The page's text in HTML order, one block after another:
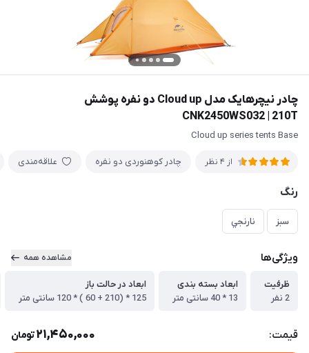
چادر نیچرهایک مدل Cloud up دو نفره پوشش
CNK2450WS032 | 210T
Cloud up series tents Base
از 4 نظر چادر کوهنوردی دو نفره علاقه‌مندی
رنگ
سبز نارنجي
ویژگی‌ها مشاهده همه
ظرفیت
2 نفر
ابعاد بسته بندی
13 * 40 سانتی متر
ابعاد در حالت باز
125 * (210 + 60 ) * 120 سانتی متر
قیمت: 21,450,000تومان